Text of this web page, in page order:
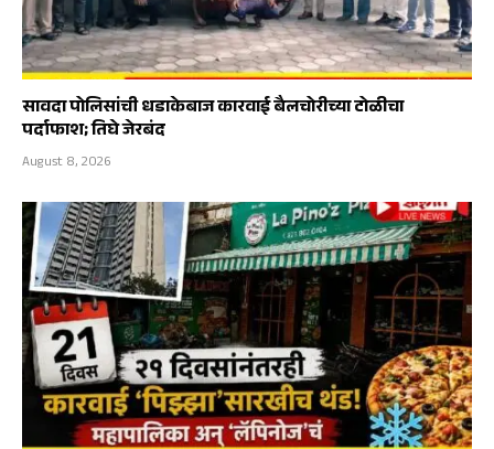
सावदा पोलिसांची धडाकेबाज कारवाई बैलचोरीच्या टोळीचा
पर्दाफाश; तिघे जेरबंद
August 8, 2026